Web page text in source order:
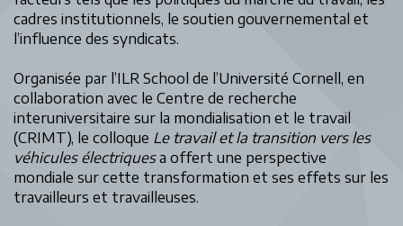
cadres institutionnels, le soutien gouvernemental et
l’influence des syndicats.
Organisée par l’ILR School de l’Université Cornell, en
collaboration avec le Centre de recherche
interuniversitaire sur la mondialisation et le travail
(CRIMT), le colloque Le travail et la transition vers les
véhicules électriquesa offert une perspective
mondiale sur cette transformation et ses effets sur les
travailleurs et travailleuses.